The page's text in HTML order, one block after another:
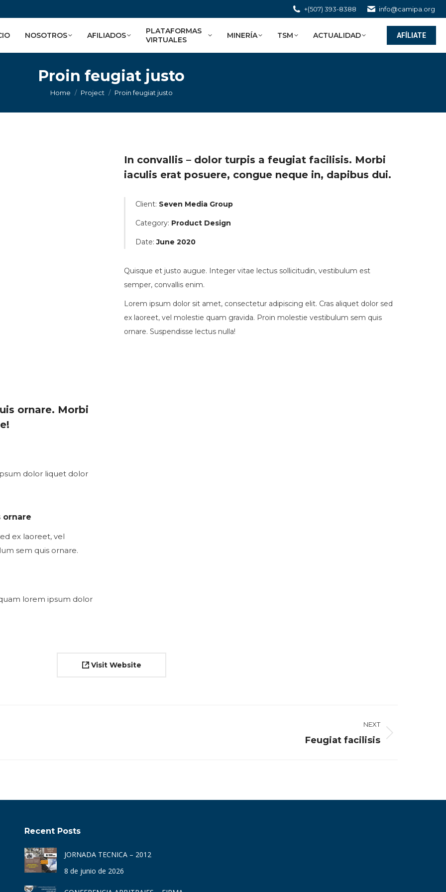
+(507) 393-8388 info@camipa.org
NOSOTROS AFILIADOS
PLATAFORMAS
VIRTUALES
MINERÍA TSM ACTUALIDAD AFÍLIATE
Proin feugiat justo
You are here:
Home Project Proin feugiat justo
In convallis – dolor turpis a feugiat facilisis. Morbi
iaculis erat posuere, congue neque in, dapibus dui.
Client: Seven Media Group
Category: Product Design
Date: June 2020
Quisque et justo augue. Integer vitae lectus sollicitudin, vestibulum est
semper, convallis enim.
Lorem ipsum dolor sit amet, consectetur adipiscing elit. Cras aliquet dolor sed
ex laoreet, vel molestie quam gravida. Proin molestie vestibulum sem quis
ornare. Suspendisse lectus nulla!
ornare. Morbi
dolor liquet dolor
ornare
ex laoreet, vel
sem quis ornare.
lorem ipsum dolor
Visit Website
NEXT
Feugiat facilisis
Recent Posts
JORNADA TECNICA – 2012
8 de junio de 2026